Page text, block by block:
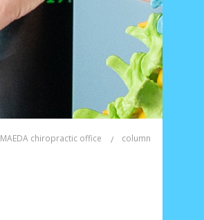
MAEDA chiropractic office column